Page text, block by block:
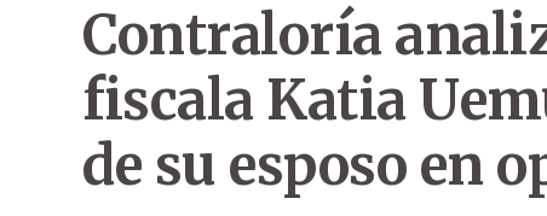
Contraloría
fiscala Katia
de su esposo en